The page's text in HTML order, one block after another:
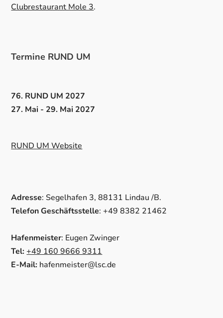
Clubrestaurant Mole 3.
Termine RUND UM
76. RUND UM 2027
27. Mai - 29. Mai 2027
RUND UM Website
Adresse: Segelhafen 3, 88131 Lindau /B.
Telefon Geschäftsstelle: +49 8382 21462
Hafenmeister: Eugen Zwinger
Tel: +49 160 9666 9311
E-Mail: hafenmeister@lsc.de